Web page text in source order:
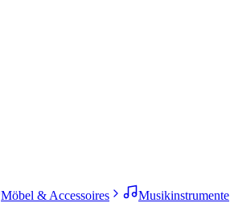
Möbel & Accessoires Musikinstrumente